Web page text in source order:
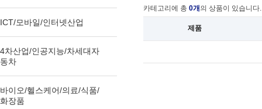
ICT/모바일/인터넷산업
4차산업/인공지능/차세대자
동차
바이오/헬스케어/의료/식품/
화장품
카테고리에 총 0개 의 상품이 있습니다.
제품